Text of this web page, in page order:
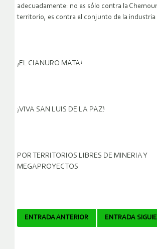
adecuadamente: no es sólo contra la
territorio, es contra el conjunto de la industria
¡EL CIANURO MATA!
¡VIVA SAN LUIS DE LA PAZ!
POR TERRITORIOS LIBRES DE MINERIA Y
MEGAPROYECTOS
Navegador
ENTRADA ANTERIOR ENTRADA